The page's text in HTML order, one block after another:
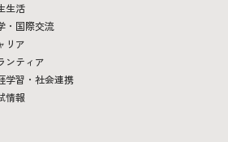
案内
取材・撮影
生活
・国際交流
リア
ンティア
学習・社会連携
情報